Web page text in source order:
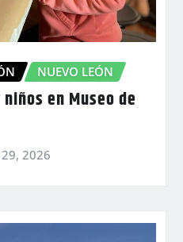
NUEVO LEÓN
en Museo de
2026